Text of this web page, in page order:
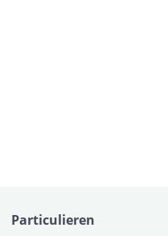
Particulieren